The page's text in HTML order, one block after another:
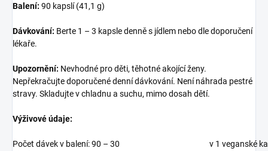
Balení: 90 kapslí (41,1 g)
Dávkování: Berte 1 – 3 kapsle denně s jídlem nebo dle doporučení
lékaře.
Upozornění: Nevhodné pro děti, těhotné akojící ženy.
Nepřekračujte doporučené denní dávkování. Není náhrada pestré
stravy. Skladujte v chladnu a suchu, mimo dosah dětí.
Výživové údaje:
Počet dávek v balení: 90 – 30
v 1 veganské